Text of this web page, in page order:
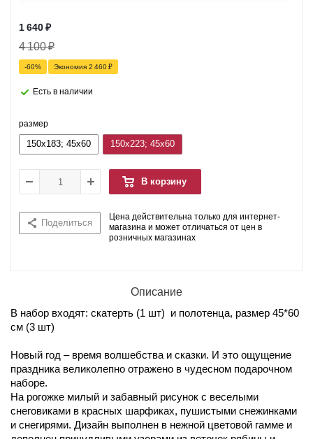
1 640₽
4 100₽
-60% Экономия 2 460₽
Есть в наличии
размер
150x183; 45x60 150x223; 45x60
В корзину
Поделиться
Цена действительна только для интернет-
магазина и может отличаться от цен в
розничных магазинах
Описание
В набор входят: скатерть (1 шт) и полотенца, размер 45*60
см (3 шт)
Новый год – время волшебства и сказки. И это ощущение
праздника великолепно отражено в чудесном подарочном
наборе.
На рогожке милый и забавный рисунок с веселыми
снеговиками в красных шарфиках, пушистыми снежинками
и снегирями. Дизайн выполнен в нежной цветовой гамме и